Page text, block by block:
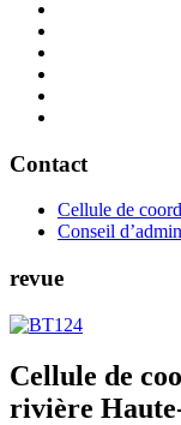
Contact
Cellule de
Conseil
revue
Cellule de
rivière